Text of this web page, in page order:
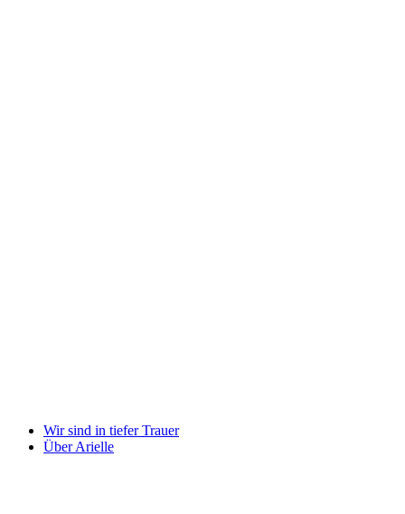
Wir sind in tiefer Trauer
Über Arielle